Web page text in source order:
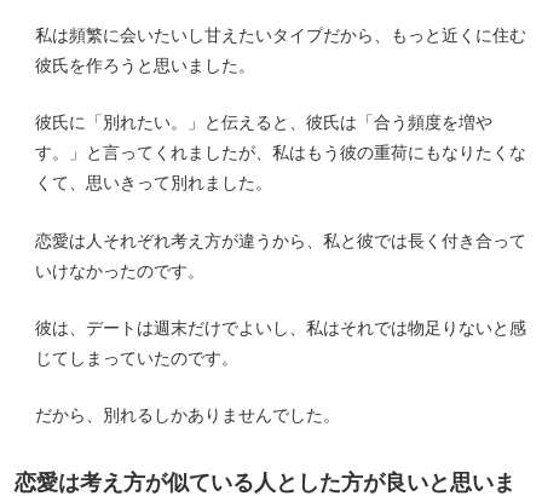
私は頻繁に会いたいし甘えたいタイプだから、もっと近くに住む
彼氏を作ろうと思いました。
彼氏に「別れたい。」と伝えると、彼氏は「合う頻度を増や
す。」と言ってくれましたが、私はもう彼の重荷にもなりたくな
くて、思いきって別れました。
恋愛は人それぞれ考え方が違うから、私と彼では長く付き合って
いけなかったのです。
彼は、デートは週末だけでよいし、私はそれでは物足りないと感
じてしまっていたのです。
だから、別れるしかありませんでした。
恋愛は考え方が似ている人とした方が良いと思いま